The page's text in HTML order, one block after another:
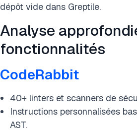
dépôt vide dans Greptile.
Analyse
fonctionnalités
CodeRabbit
40+ linters et scanners de
Instructions personnalisées
AST.